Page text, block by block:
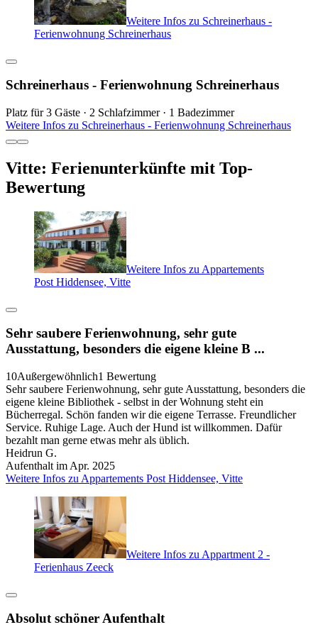
Weitere Infos zu Schreinerhaus -
Ferienwohnung Schreinerhaus
Schreinerhaus - Ferienwohnung Schreinerhaus
Platz für 3 Gäste · 2 Schlafzimmer · 1 Badezimmer
Weitere Infos zu Schreinerhaus - Ferienwohnung Schreinerhaus
Vitte: Ferienunterkünfte mit Top-
Bewertung
Weitere Infos zu Appartements
Post Hiddensee, Vitte
Sehr saubere Ferienwohnung, sehr gute
Ausstattung, besonders die eigene kleine B ...
10Außergewöhnlich1 Bewertung
Sehr saubere Ferienwohnung, sehr gute Ausstattung, besonders die
eigene kleine Bibliothek - selbst in der Wohnung steht ein
Bücherregal. Schön fanden wir die eigene Terrasse. Freundlicher
Service. Ruhige Lage. Auch der Hund ist willkommen. Dafür
bezahlt man gerne etwas mehr als üblich.
Heidrun G.
Aufenthalt im Apr. 2025
Weitere Infos zu Appartements Post Hiddensee, Vitte
Weitere Infos zu Appartment 2 -
Ferienhaus Zeeck
Absolut schöner Aufenthalt